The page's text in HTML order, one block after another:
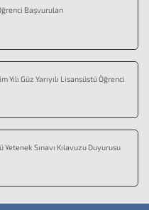
Başvuruları
Güz Yarıyılı Lisansüstü Öğrenci
Sınavı Kılavuzu Duyurusu